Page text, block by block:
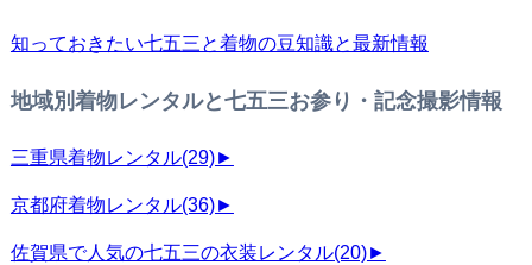
知っておきたい七五三と着物の豆知識と最新情報
地域別着物レンタルと七五三お参り・記念撮影情報
三重県着物レンタル(29)►
京都府着物レンタル(36)►
佐賀県で人気の七五三の衣装レンタル(20)►